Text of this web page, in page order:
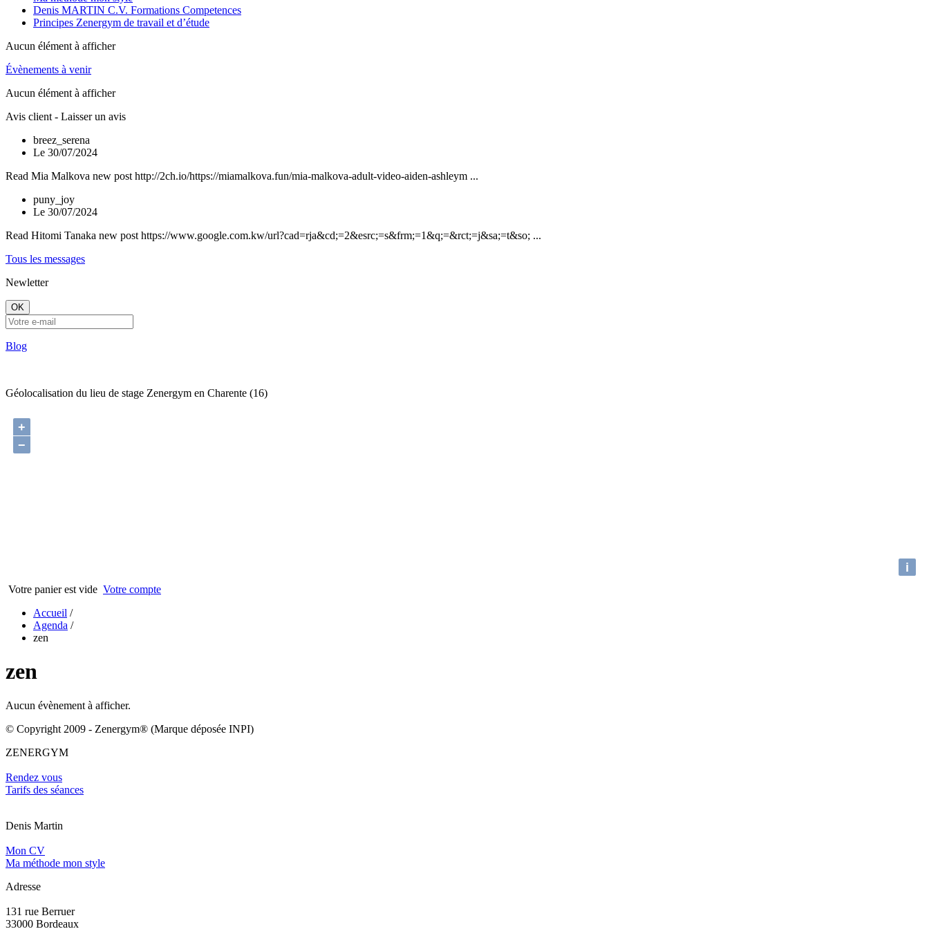
Denis MARTIN C.V. Formations Competences
Principes Zenergym de travail et d’étude
Aucun élément à afficher
Évènements à venir
Aucun élément à afficher
Avis client - Laisser un avis
breez_serena
Le 30/07/2024
Read Mia Malkova new post http://2ch.io/https://miamalkova.fun/mia-malkova-adult-video-aiden-ashleym ...
puny_joy
Le 30/07/2024
Read Hitomi Tanaka new post https://www.google.com.kw/url?cad=rja&cd;=2&esrc;=s&frm;=1&q;=&rct;=j&sa;=t&so; ...
Tous les messages
Newletter
OK
Blog
Géolocalisation du lieu de stage Zenergym en Charente (16)
+
−
i
Votre panier est vide Votre compte
Accueil /
Agenda /
zen
zen
Aucun évènement à afficher.
© Copyright 2009 - Zenergym® (Marque déposée INPI)
ZENERGYM
Rendez vous
Tarifs des séances
Denis Martin
Mon CV
Ma méthode mon style
Adresse
131 rue Berruer
33000 Bordeaux